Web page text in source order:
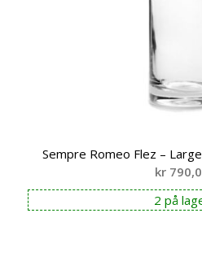
Sempre Romeo Flez –
kr
2 på